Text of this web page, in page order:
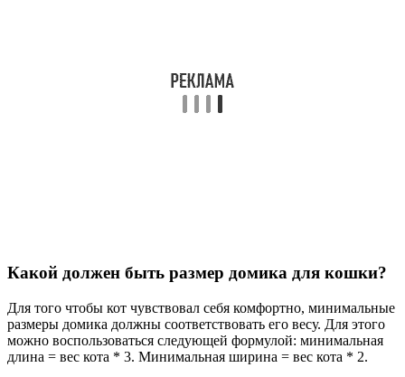
Какой должен быть размер домика для кошки?
Для того чтобы кот чувствовал себя комфортно, минимальные
размеры домика должны соответствовать его весу. Для этого
можно воспользоваться следующей формулой: минимальная
длина = вес кота * 3. Минимальная ширина = вес кота * 2.